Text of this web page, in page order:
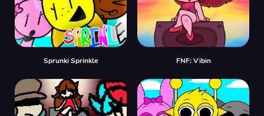
Sprunki Sprinkle FNF: Vibin